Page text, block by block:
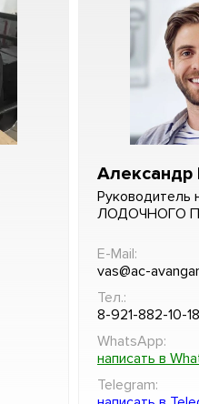
Александр
Руководитель
ЛОДОЧНОГО
E-Mail:
vas@ac-
Тел.:
8-921-882-10-18
WhatsApp:
написать в
Telegram: